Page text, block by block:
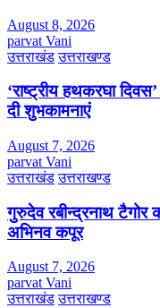
August 8, 2026
parvat Vani
उत्तराखंड उत्तराखण्ड
‘राष्ट्रीय हथकरघा
दी शुभकामनाएं
August 7, 2026
parvat Vani
उत्तराखंड उत्तराखण्ड
गुरुदेव रबीन्द्रनाथ टैगोर
अभिनव कपूर
August 7, 2026
parvat Vani
उत्तराखंड उत्तराखण्ड